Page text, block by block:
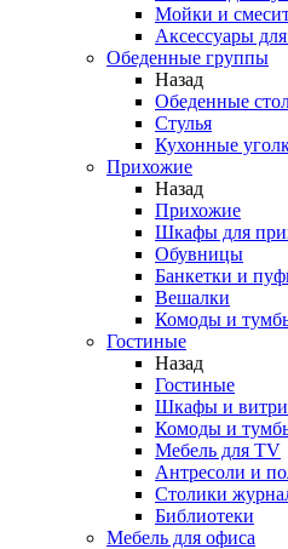
Мойки и
Аксессуары
Обеденные группы
Назад
Обеденные
Стулья
Кухонные
Прихожие
Назад
Прихожие
Шкафы для
Обувницы
Банкетки и
Вешалки
Комоды и
Гостиные
Назад
Гостиные
Шкафы и
Комоды и
Мебель для TV
Антресоли и
Столики
Библиотеки
Мебель для офиса